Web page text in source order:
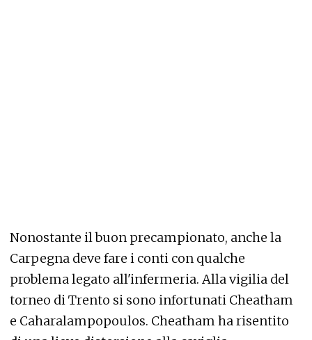
Nonostante il buon precampionato, anche la
Carpegna deve fare i conti con qualche
problema legato all'infermeria. Alla vigilia del
torneo di Trento si sono infortunati Cheatham
e Caharalampopoulos. Cheatham ha risentito